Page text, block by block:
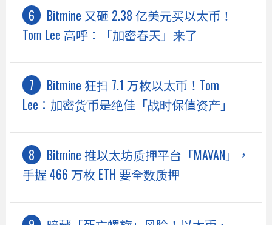
Bitmine 又砸 2.38 亿美元买以太币！
Tom Lee 高呼：「加密春天」来了
Bitmine 狂扫 7.1 万枚以太币！Tom
Lee：加密货币是绝佳「战时保值资产」
Bitmine 推以太坊质押平台「MAVAN」，
手握 466 万枚 ETH 要全数质押